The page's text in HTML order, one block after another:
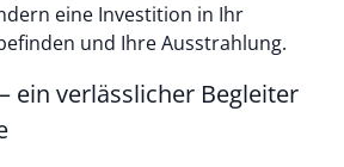
eine Investition in Ihr
und Ihre Ausstrahlung.
ein verlässlicher Begleiter